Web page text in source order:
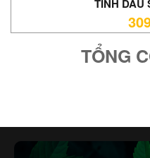
TINH DẦU
TỔNG